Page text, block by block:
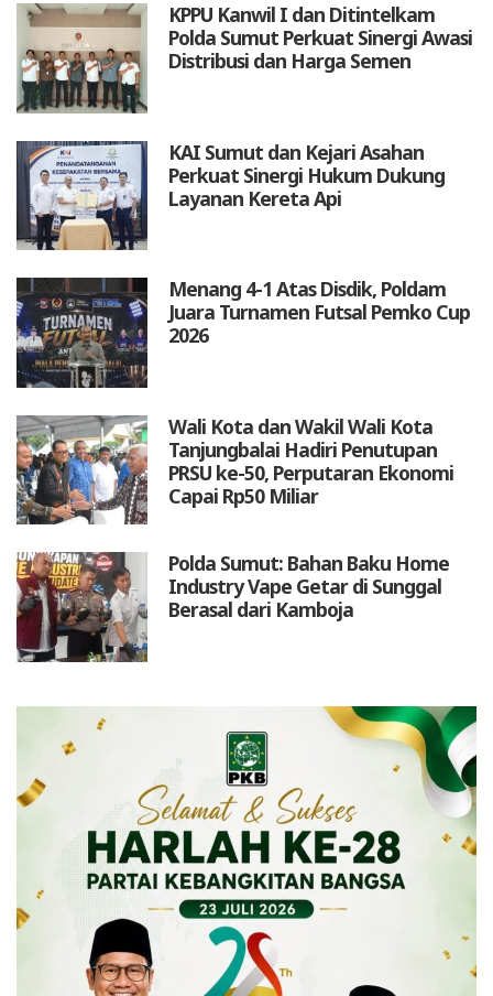
KPPU Kanwil I dan Ditintelkam
Polda Sumut Perkuat Sinergi Awasi
Distribusi dan Harga Semen
KAI Sumut dan Kejari Asahan
Perkuat Sinergi Hukum Dukung
Layanan Kereta Api
Menang 4-1 Atas Disdik, Poldam
Juara Turnamen Futsal Pemko Cup
2026
Wali Kota dan Wakil Wali Kota
Tanjungbalai Hadiri Penutupan
PRSU ke-50, Perputaran Ekonomi
Capai Rp50 Miliar
Polda Sumut: Bahan Baku Home
Industry Vape Getar di Sunggal
Berasal dari Kamboja